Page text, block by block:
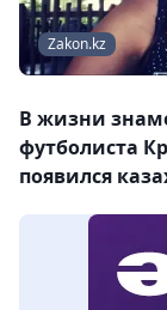
Zakon.kz
В жизни
футболиста
появился